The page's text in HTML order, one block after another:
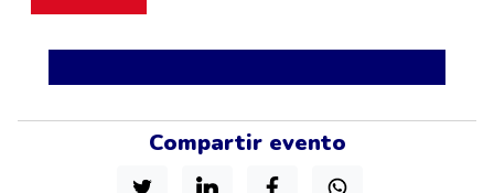
Compartir evento